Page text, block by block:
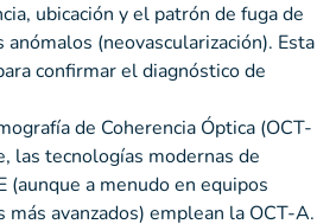
ubicación y el patrón de fuga de
(neovascularización). Esta
confirmar el diagnóstico de
de Coherencia Óptica (OCT-
las tecnologías modernas de
(aunque a menudo en equipos
más avanzados) emplean la OCT-A.